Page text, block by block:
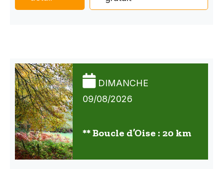
DIMANCHE
09/08/2026
** Boucle d’Oise : 20 km